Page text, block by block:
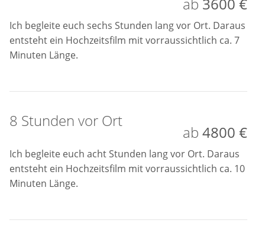
ab 3600 €
Ich begleite euch sechs Stunden lang vor Ort. Daraus
entsteht ein Hochzeitsfilm mit vorraussichtlich ca. 7
Minuten Länge.
8 Stunden vor Ort
ab 4800 €
Ich begleite euch acht Stunden lang vor Ort. Daraus
entsteht ein Hochzeitsfilm mit vorraussichtlich ca. 10
Minuten Länge.